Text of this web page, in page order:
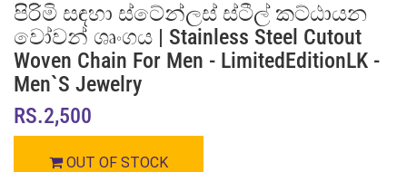
පිරිමි සඳහා ස්ටේන්ලස් ස්ටීල් කට්ඨායන
වෝවන් ශෘංගය | Stainless Steel Cutout
Woven Chain For Men - LimitedEditionLK -
Men`s Jewelry
RS.2,500
OUT OF STOCK